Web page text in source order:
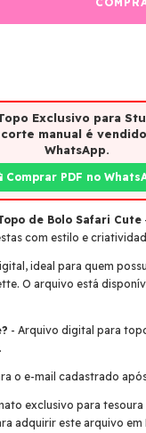
Exclusivo para
corte manual é vendido
WhatsApp.
Comprar PDF no
de Bolo Safari Cute
com estilo e
ideal para quem
O arquivo está
- Arquivo digital para
o e-mail cadastrado
exclusivo para tesoura
adquirir este arquivo